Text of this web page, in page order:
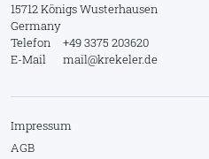
15712 Königs Wusterhausen
Germany
Telefon
+49 3375 203620
E-Mail
mail@krekeler.de
Impressum
AGB